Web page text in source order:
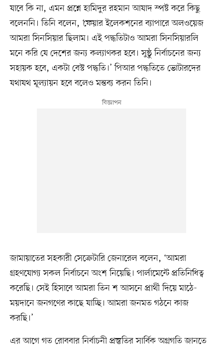
যাবে কি না, এমন প্রশ্নে হামিদুর রহমান আযাদ স্পষ্ট করে কিছু
বলেননি। তিনি বলেন, ‘ফেয়ার ইলেকশনের ব্যাপারে অলওয়েজ
আমরা সিনসিয়ার ছিলাম। এই পদ্ধতিটাও আমরা সিনসিয়ারলি
মনে করি যে দেশের জন্য কল্যাণকর হবে। সুষ্ঠু নির্বাচনের জন্য
সহায়ক হবে, একটা বেস্ট পদ্ধতি।’ পিআর পদ্ধতিতে ভোটারদের
যথাযথ মূল্যায়ন হবে বলেও মন্তব্য করন তিনি।
জামায়াতের সহকারী সেক্রেটারি জেনারেল বলেন, ‘আমরা
গ্রহণযোগ্য সকল নির্বাচনে অংশ নিয়েছি। পার্লামেন্টে প্রতিনিধিত্ব
করেছি। সেই হিসাবে আমরা তিন শ আসনে প্রার্থী দিয়ে মাঠে-
ময়দানে জনগণের কাছে যাচ্ছি। আমরা জনমত গঠনে কাজ
করছি।’
এর আগে গত রোববার নির্বাচনী প্রস্তুতির সার্বিক অগ্রগতি জানতে